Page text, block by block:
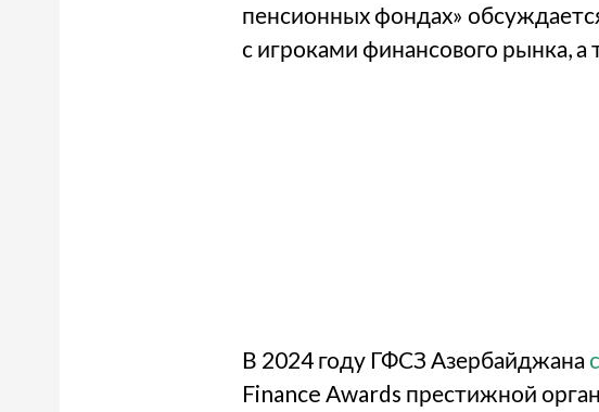
пенсионных фондах»
с игроками финансового рынка,
В 2024 году ГФСЗ Азербайджана
Finance Awards престижной